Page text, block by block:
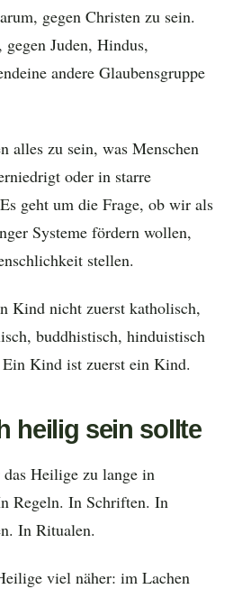
gegen Christen zu sein.
Juden, Hindus,
andere Glaubensgruppe
alles zu sein, was Menschen
oder in starre
geht um die Frage, ob wir als
Systeme fördern wollen,
stellen.
Kind nicht zuerst katholisch,
buddhistisch, hinduistisch
Ein Kind ist zuerst ein Kind.
heilig sein sollte
Heilige zu lange in
Regeln. In Schriften. In
In Ritualen.
viel näher: im Lachen